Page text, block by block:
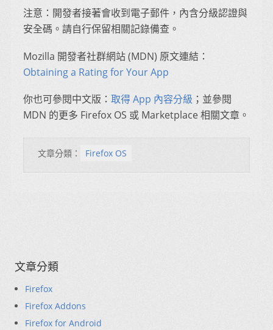
注意：開發者接著會收到電子郵件，內含分級認證與
安全碼。請自行保留相關記錄備查。
Mozilla 開發者社群網站 (MDN) 原文連結：
Obtaining a Rating for Your App
你也可參閱中文版： 取得 App 內容分級 ；並參閱
MDN 的更多 Firefox OS 或 Marketplace 相關文章。
文章分類： Firefox OS
文章分類
Firefox
Firefox Addons
Firefox for Android